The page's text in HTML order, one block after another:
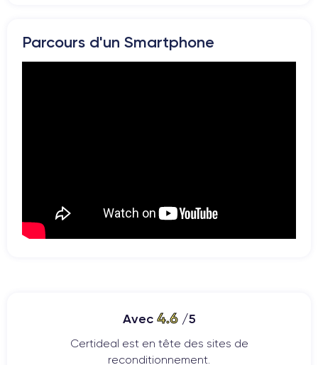
Parcours d'un Smartphone
Avec 4.6/5
Certideal est en tête des sites de
reconditionnement.